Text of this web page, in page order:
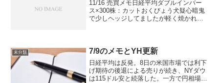
11/16 売買メモ日経平均ダブルインバー
ス×300株：カットおくびょう犬疑心暗鬼
で少しヘッジしてましたが軽く焼かれま
未分類 7/9のメモとYH更新
日経平均は反発。8日の米国市場では利下
げ期待の後退による売りが続き、NYダウ
は115ドル安と続落した。一方で円相場が